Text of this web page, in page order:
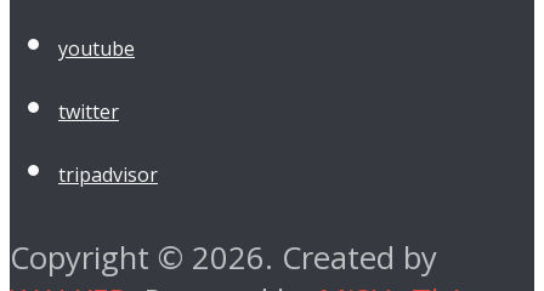
youtube
twitter
tripadvisor
Copyright © 2026. Created by